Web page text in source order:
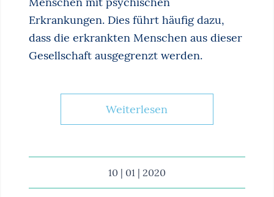
Erkrankungen. Dies führt häufig dazu,
dass die erkrankten Menschen aus dieser
Gesellschaft ausgegrenzt werden.
Weiterlesen
10 | 01 | 2020